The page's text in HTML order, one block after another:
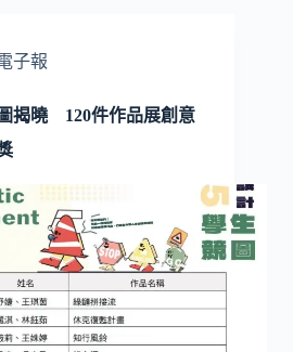
子報
揭曉 120件作品展創意